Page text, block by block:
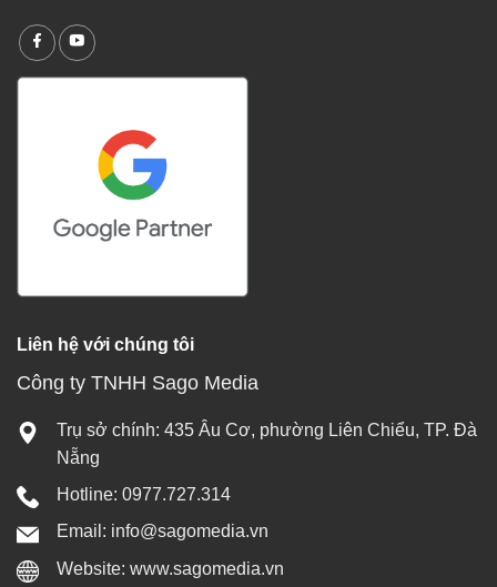
Liên hệ với chúng tôi
Công ty TNHH Sago Media
Trụ sở chính: 435 Âu Cơ, phường Liên Chiểu, TP. Đà
Nẵng
Hotline: 0977.727.314
Email: info@sagomedia.vn
Website: www.sagomedia.vn